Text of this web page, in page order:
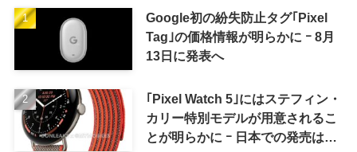
Google初の紛失防止タグ｢Pixel
Tag｣の価格情報が明らかに ｰ 8月
13日に発表へ
｢Pixel Watch 5｣にはステフィン・
カリー特別モデルが用意されるこ
とが明らかに ｰ 日本での発売は期